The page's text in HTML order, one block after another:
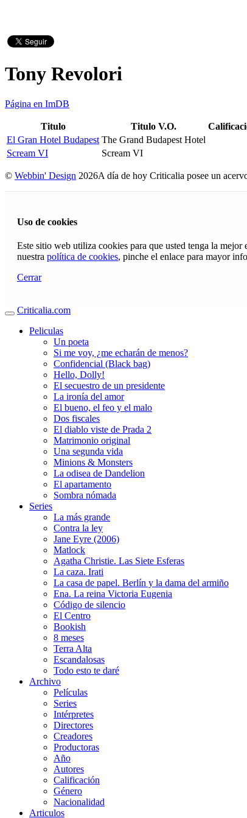
Tony Revolori
Página en ImDB
Titulo Titulo V.O.
El Gran Hotel Budapest The Grand Budapest Hotel
Scream VI
Scream VI
© Webbin' Design 2026A día de hoy Criticalia posee un
Uso de cookies
Este sitio web utiliza cookies para que usted tenga la
nuestra política de cookies, pinche el enlace para mayor
Cerrar
Criticalia.com
Peliculas
Un poeta
Si me voy, ¿me echarán de menos?
Confidencial (Black bag)
Hello, Dolly!
El secuestro de un presidente
La ironía del amor
El bueno, el feo y el malo
Dos fiscales
El diablo viste de Prada 2
Matrimonio original
Una segunda vida
Minions & Monsters
La odisea de Dandelion
El apartamento
Sombra nómada
Series
La más grande
Contra la ley
Jane Eyre (2006)
Matlock
Agatha Christie. Las Siete Esferas
La caza. Irati
La casa de papel. Berlín y la dama del armiño
Ena. La reina Victoria Eugenia
Código de silencio
El Centro
Bookish
8 meses
Terra Alta
Escandalosas
Todo esto te daré
Archivo
Películas
Series
Intérpretes
Directores
Creadores
Productoras
Año
Autores
Calificación
Género
Nacionalidad
Articulos